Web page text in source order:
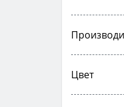
Цвет